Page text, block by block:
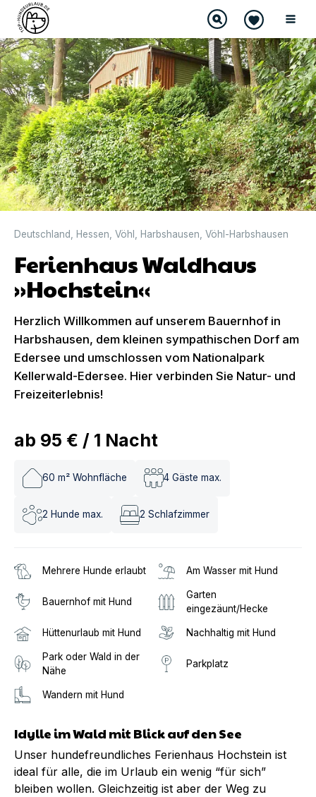
Deutschland Hessen Vöhl Harbshausen Vöhl-Harbshausen
Ferienhaus Waldhaus
»Hochstein«
Herzlich Willkommen auf unserem Bauernhof in
Harbshausen, dem kleinen sympathischen Dorf am
Edersee und umschlossen vom Nationalpark
Kellerwald-Edersee. Hier verbinden Sie Natur- und
Freizeiterlebnis!
ab 95 € / 1 Nacht
60 m² Wohnfläche 4 Gäste max.
2 Hunde max. 2 Schlafzimmer
Mehrere Hunde erlaubt Am Wasser mit Hund
Bauernhof mit Hund
Garten
eingezäunt/Hecke
Hüttenurlaub mit Hund Nachhaltig mit Hund
Park oder Wald in der
Nähe
Parkplatz
Wandern mit Hund
Idylle im Wald mit Blick auf den See
Unser hundefreundliches Ferienhaus Hochstein ist
ideal für alle, die im Urlaub ein wenig “für sich”
bleiben wollen. Gleichzeitig ist aber der Weg zu